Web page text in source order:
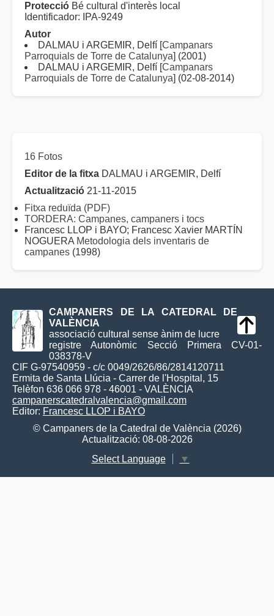
Protecció Bé cultural d'interès local
Identificador: IPA-9249
Autor
DALMAU i ARGEMIR, Delfí [Campanars
Parroquials de Torre de Catalunya] (2001)
DALMAU i ARGEMIR, Delfí [Campanars
Parroquials de Torre de Catalunya] (02-08-2014)
16 Fotos
Editor de la fitxa DALMAU i ARGEMIR, Delfí
Actualització 21-11-2015
Fitxa reduïda (PDF)
TORDERA: Campanes, campaners i tocs
Francesc LLOP i BAYO; Francesc Xavier MARTÍN
NOGUERA Metodologia dels inventaris de
campanes (1998)
CAMPANERS DE LA CATEDRAL DE
VALÈNCIA
associació cultural sense ànim de lucre
registre Autonòmic Secció Primera CV-01-
038378-V
CIF G-97540959 - c/c 0049/2626/86/2814120711
Ermita de Santa Llúcia - Carrer de l'Hospital, 15
Telèfon 636 066 978 - 46001 - VALÈNCIA
campanerscatedralvalencia@gmail.com
Editor: Francesc LLOP i BAYO
© Campaners de la Catedral de València (2026)
Actualització: 08-08-2026
Select Language
▼